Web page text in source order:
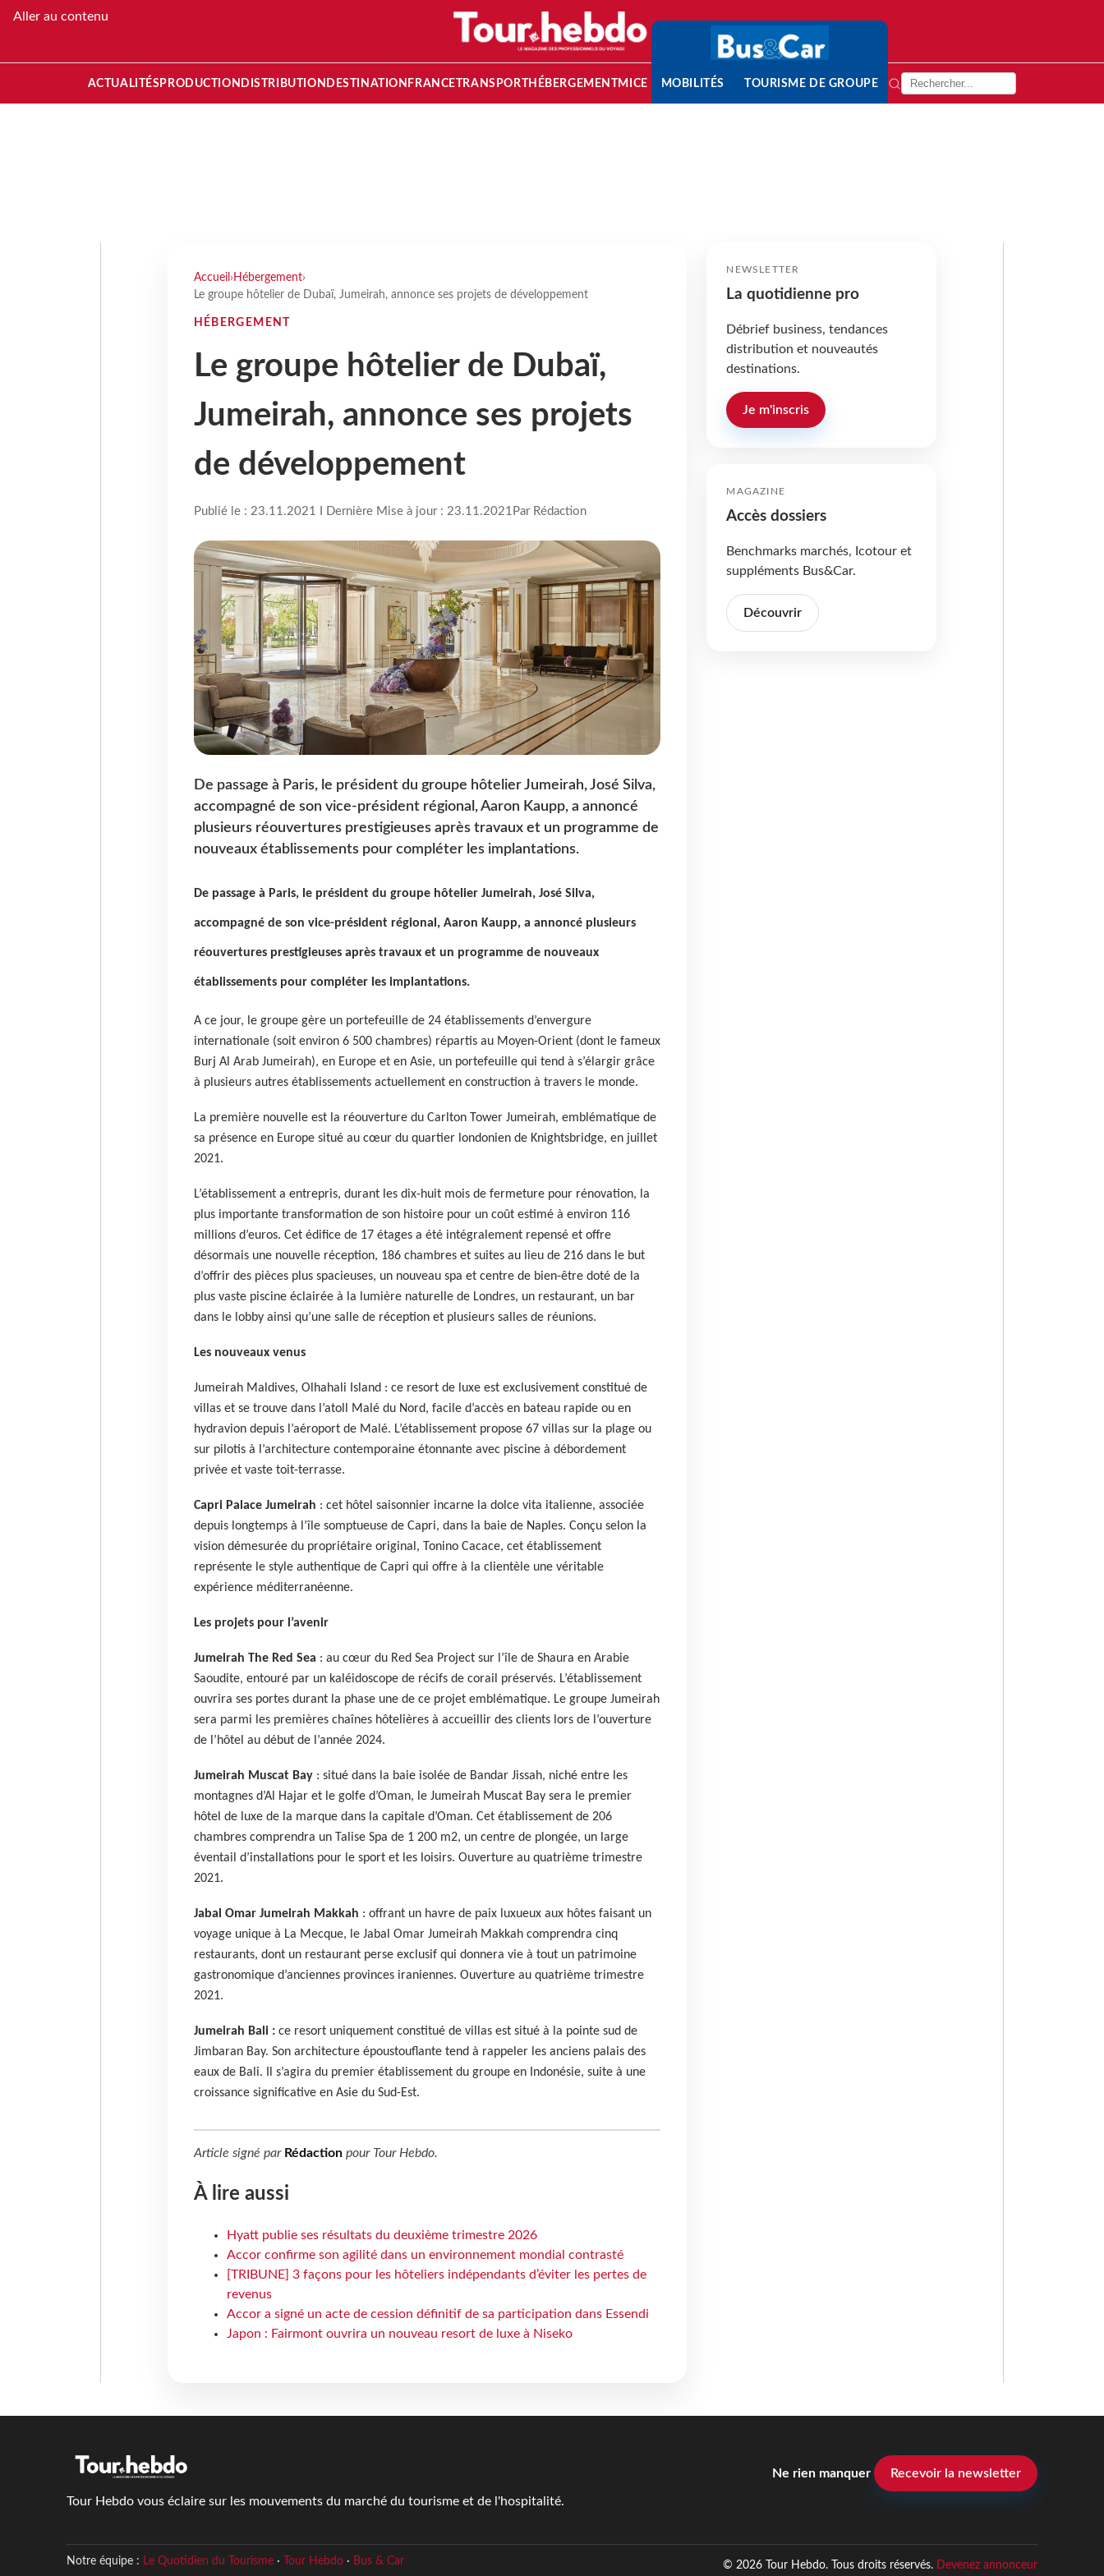
Aller au contenu
ACTUALITÉS PRODUCTION DISTRIBUTION DESTINATION FRANCETRANSPORT HÉBERGEMENTMICE MOBILITÉS TOURISME DE GROUPE
Accueil › Hébergement›
Le groupe hôtelier de Dubaï, Jumeirah, annonce ses projets de développement
HÉBERGEMENT
Le groupe hôtelier de Dubaï,
Jumeirah, annonce ses projets
de développement
Publié le : 23.11.2021 I Dernière Mise à jour : 23.11.2021 Par Rédaction
De passage à Paris, le président du groupe hôtelier Jumeirah, José Silva,
accompagné de son vice-président régional, Aaron Kaupp, a annoncé
plusieurs réouvertures prestigieuses après travaux et un programme de
nouveaux établissements pour compléter les implantations.
De passage à Paris, le président du groupe hôtelier Jumeirah, José Silva,
accompagné de son vice-président régional, Aaron Kaupp, a annoncé plusieurs
réouvertures prestigieuses après travaux et un programme de nouveaux
établissements pour compléter les implantations.
A ce jour, le groupe gère un portefeuille de 24 établissements d’envergure
internationale (soit environ 6 500 chambres) répartis au Moyen-Orient (dont le fameux
Burj Al Arab Jumeirah), en Europe et en Asie, un portefeuille qui tend à s’élargir grâce
à plusieurs autres établissements actuellement en construction à travers le monde.
La première nouvelle est la réouverture du Carlton Tower Jumeirah, emblématique de
sa présence en Europe situé au cœur du quartier londonien de Knightsbridge, en juillet
2021.
L’établissement a entrepris, durant les dix-huit mois de fermeture pour rénovation, la
plus importante transformation de son histoire pour un coût estimé à environ 116
millions d’euros. Cet édifice de 17 étages a été intégralement repensé et offre
désormais une nouvelle réception, 186 chambres et suites au lieu de 216 dans le but
d’offrir des pièces plus spacieuses, un nouveau spa et centre de bien-être doté de la
plus vaste piscine éclairée à la lumière naturelle de Londres, un restaurant, un bar
dans le lobby ainsi qu’une salle de réception et plusieurs salles de réunions.
Les nouveaux venus
Jumeirah Maldives, Olhahali Island : ce resort de luxe est exclusivement constitué de
villas et se trouve dans l’atoll Malé du Nord, facile d’accès en bateau rapide ou en
hydravion depuis l’aéroport de Malé. L’établissement propose 67 villas sur la plage ou
sur pilotis à l’architecture contemporaine étonnante avec piscine à débordement
privée et vaste toit-terrasse.
Capri Palace Jumeirah : cet hôtel saisonnier incarne la dolce vita italienne, associée
depuis longtemps à l’île somptueuse de Capri, dans la baie de Naples. Conçu selon la
vision démesurée du propriétaire original, Tonino Cacace, cet établissement
représente le style authentique de Capri qui offre à la clientèle une véritable
expérience méditerranéenne.
Les projets pour l’avenir
Jumeirah The Red Sea : au cœur du Red Sea Project sur l’île de Shaura en Arabie
Saoudite, entouré par un kaléidoscope de récifs de corail préservés. L’établissement
ouvrira ses portes durant la phase une de ce projet emblématique. Le groupe Jumeirah
sera parmi les premières chaînes hôtelières à accueillir des clients lors de l’ouverture
de l’hôtel au début de l’année 2024.
Jumeirah Muscat Bay: situé dans la baie isolée de Bandar Jissah, niché entre les
montagnes d’Al Hajar et le golfe d’Oman, le Jumeirah Muscat Bay sera le premier
hôtel de luxe de la marque dans la capitale d’Oman. Cet établissement de 206
chambres comprendra un Talise Spa de 1 200 m2, un centre de plongée, un large
éventail d’installations pour le sport et les loisirs. Ouverture au quatrième trimestre
2021.
Jabal Omar Jumeirah Makkah : offrant un havre de paix luxueux aux hôtes faisant un
voyage unique à La Mecque, le Jabal Omar Jumeirah Makkah comprendra cinq
restaurants, dont un restaurant perse exclusif qui donnera vie à tout un patrimoine
gastronomique d’anciennes provinces iraniennes. Ouverture au quatrième trimestre
2021.
Jumeirah Bali :ce resort uniquement constitué de villas est situé à la pointe sud de
Jimbaran Bay. Son architecture époustouflante tend à rappeler les anciens palais des
eaux de Bali. Il s’agira du premier établissement du groupe en Indonésie, suite à une
croissance significative en Asie du Sud-Est.
Article signé par Rédactionpour Tour Hebdo.
À lire aussi
Hyatt publie ses résultats du deuxième trimestre 2026
Accor confirme son agilité dans un environnement mondial contrasté
[TRIBUNE] 3 façons pour les hôteliers indépendants d’éviter les pertes de
revenus
Accor a signé un acte de cession définitif de sa participation dans Essendi
Japon : Fairmont ouvrira un nouveau resort de luxe à Niseko
NEWSLETTER
La quotidienne pro
Débrief business, tendances
distribution et nouveautés
destinations.
Je m'inscris
MAGAZINE
Accès dossiers
Benchmarks marchés, Icotour et
suppléments Bus&Car.
Découvrir
Tour Hebdo vous éclaire sur les mouvements du marché du tourisme et de l'hospitalité.
Ne rien manquer Recevoir la newsletter
Notre équipe : Le Quotidien du Tourisme· Tour Hebdo· Bus & Car © 2026 Tour Hebdo. Tous droits réservés. Devenez annonceur